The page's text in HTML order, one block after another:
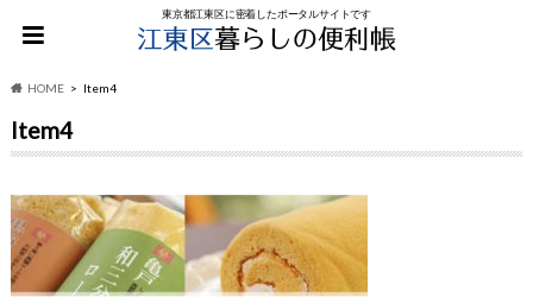
東京都江東区に密着したポータルサイトです
HOME Item4
Item4